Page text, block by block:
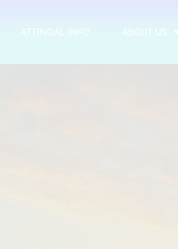
ATTINGAL INFO ABOUT US